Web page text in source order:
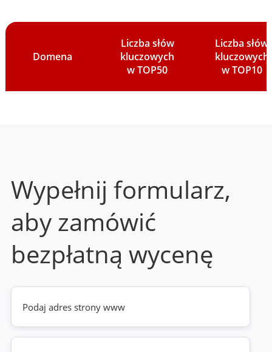
Domena
Liczba słów
kluczowych
w TOP50
Liczba słów
kluczowych
w TOP10
Wypełnij formularz,
aby zamówić
bezpłatną wycenę
Twoja
strona
www
(wymagane)
Telefon